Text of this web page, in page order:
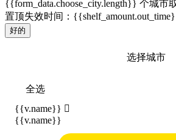
{{form_data.choose_city.length}} 个城市
置顶失效时间：
好的
选择城市
全选
{{v.name}} 
{{v.name}}